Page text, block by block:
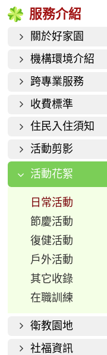
服務介紹
關於好家園
機構環境介紹
跨專業服務
收費標準
住民入住須知
活動剪影
活動花絮
日常活動
節慶活動
復健活動
戶外活動
其它收錄
在職訓練
衛教園地
社福資訊